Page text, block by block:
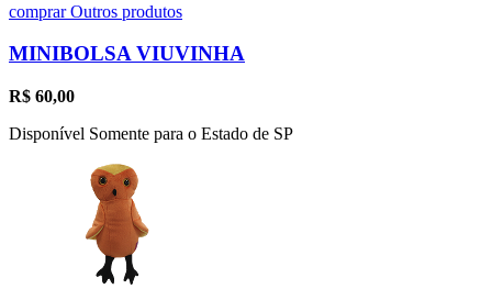
comprarOutros produtos
MINIBOLSA VIUVINHA
R$ 60,00
Disponível Somente para o Estado de SP